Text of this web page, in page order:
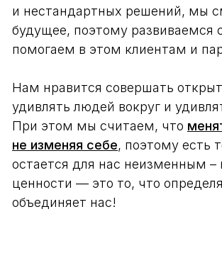
и нестандартных решений, мы
будущее, поэтому развиваемся
помогаем в этом клиентам и
Нам нравится совершать
удивлять людей вокруг и
При этом мы считаем, что
не изменяя себе, поэтому есть
остается для нас неизменным –
ценности — это то, что
объединяет нас!